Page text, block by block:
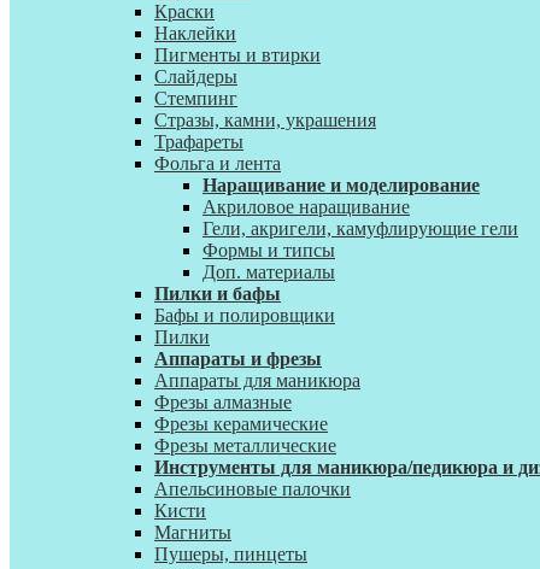
Краски
Наклейки
Пигменты и втирки
Слайдеры
Стемпинг
Стразы, камни, украшения
Трафареты
Фольга и лента
Наращивание и моделирование
Акриловое наращивание
Гели, акригели, камуфлирующие гели
Формы и типсы
Доп. материалы
Пилки и бафы
Бафы и полировщики
Пилки
Аппараты и фрезы
Аппараты для маникюра
Фрезы алмазные
Фрезы керамические
Фрезы металлические
Инструменты для маникюра/педикюра и
Апельсиновые палочки
Кисти
Магниты
Пушеры, пинцеты